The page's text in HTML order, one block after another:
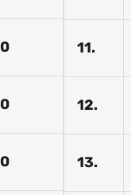
0
0
0
11.
12.
13.